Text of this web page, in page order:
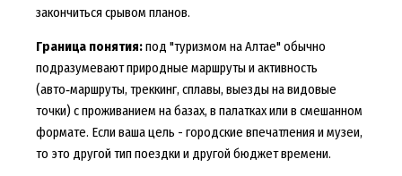
закончиться срывом планов.
Граница понятия:под "туризмом на Алтае" обычно
подразумевают природные маршруты и активность
(авто‑маршруты, треккинг, сплавы, выезды на видовые
точки) с проживанием на базах, в палатках или в смешанном
формате. Если ваша цель - городские впечатления и музеи,
то это другой тип поездки и другой бюджет времени.